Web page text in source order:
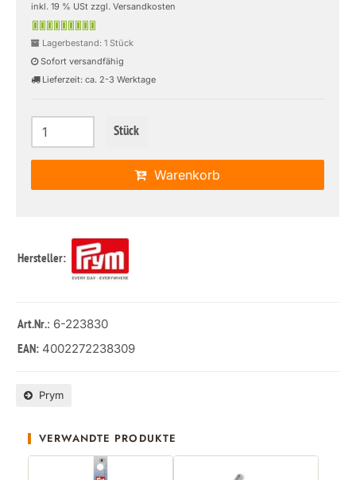
inkl. 19 % USt zzgl. Versandkosten
Lagerbestand: 1 Stück
Sofort versandfähig
Lieferzeit: ca. 2-3 Werktage
Stück
Warenkorb
Hersteller:
Art.Nr.: 6-223830
EAN: 4002272238309
Prym
VERWANDTE PRODUKTE